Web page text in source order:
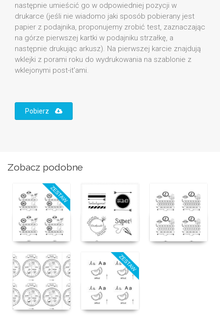
następnie umieścić go w odpowiedniej pozycji w
drukarce (jeśli nie wiadomo jaki sposób pobierany jest
papier z podajnika, proponujemy zrobić test, zaznaczając
na górze pierwszej kartki w podajniku strzałkę, a
następnie drukując arkusz). Na pierwszej karcie znajdują
wklejki z porami roku do wydrukowania na szablonie z
wklejonymi post-it'ami.
Pobierz
Zobacz podobne